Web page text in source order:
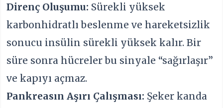
Direnç Oluşumu: Sürekli yüksek
karbonhidratlı beslenme ve hareketsizlik
sonucu insülin sürekli yüksek kalır. Bir
süre sonra hücreler bu sinyale “sağırlaşır”
ve kapıyı açmaz.
Pankreasın Aşırı Çalışması: Şeker kanda